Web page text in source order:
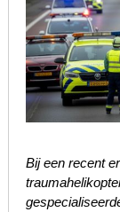
Bij een recent